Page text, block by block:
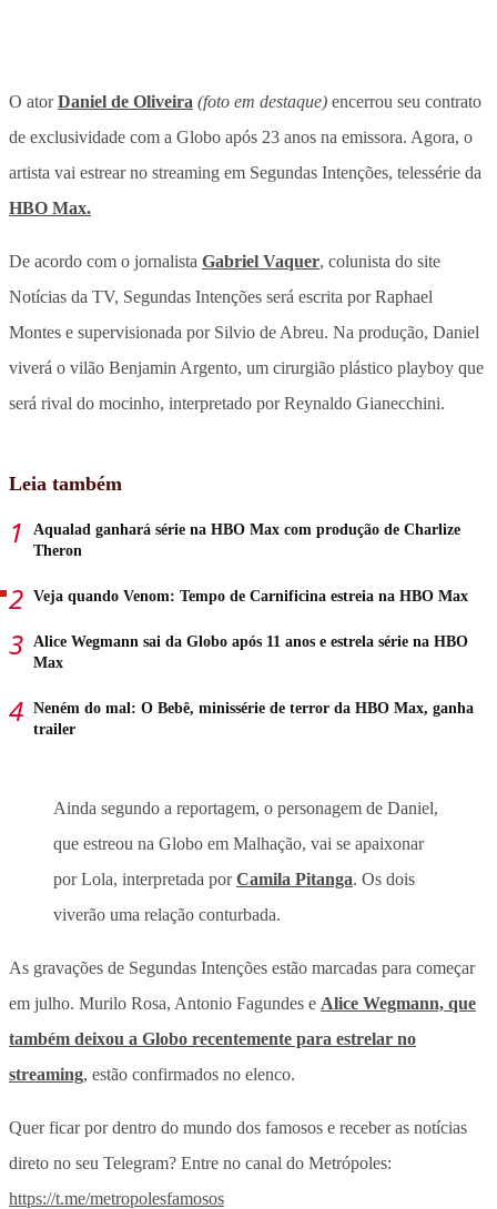
O atorDaniel de Oliveira (foto em destaque) encerrou seu contrato
de exclusividade com a Globo após 23 anos na emissora. Agora, o
artista vai estrear no streaming em Segundas Intenções, telessérie da
HBO Max.
De acordo com o jornalista Gabriel Vaquer, colunista do site
Notícias da TV, Segundas Intenções será escrita por Raphael
Montes e supervisionada por Silvio de Abreu. Na produção, Daniel
viverá o vilão Benjamin Argento, um cirurgião plástico playboy que
será rival do mocinho, interpretado por Reynaldo Gianecchini.
Leia também
Aqualad ganhará série na HBO Max com produção de Charlize
Theron
Veja quando Venom: Tempo de Carnificina estreia na HBO Max
Alice Wegmann sai da Globo após 11 anos e estrela série na HBO
Max
Neném do mal: O Bebê, minissérie de terror da HBO Max, ganha
trailer
Ainda segundo a reportagem, o personagem de Daniel,
que estreou na Globo em Malhação, vai se apaixonar
por Lola, interpretada porCamila Pitanga. Os dois
viverão uma relação conturbada.
As gravações de Segundas Intenções estão marcadas para começar
em julho. Murilo Rosa, Antonio Fagundes e Alice Wegmann, que
também deixou a Globo recentemente para estrelar no
streaming, estão confirmados no elenco.
Quer ficar por dentro do mundo dos famosos e receber as notícias
direto no seu Telegram? Entre no canal do Metrópoles:
https://t.me/metropolesfamosos